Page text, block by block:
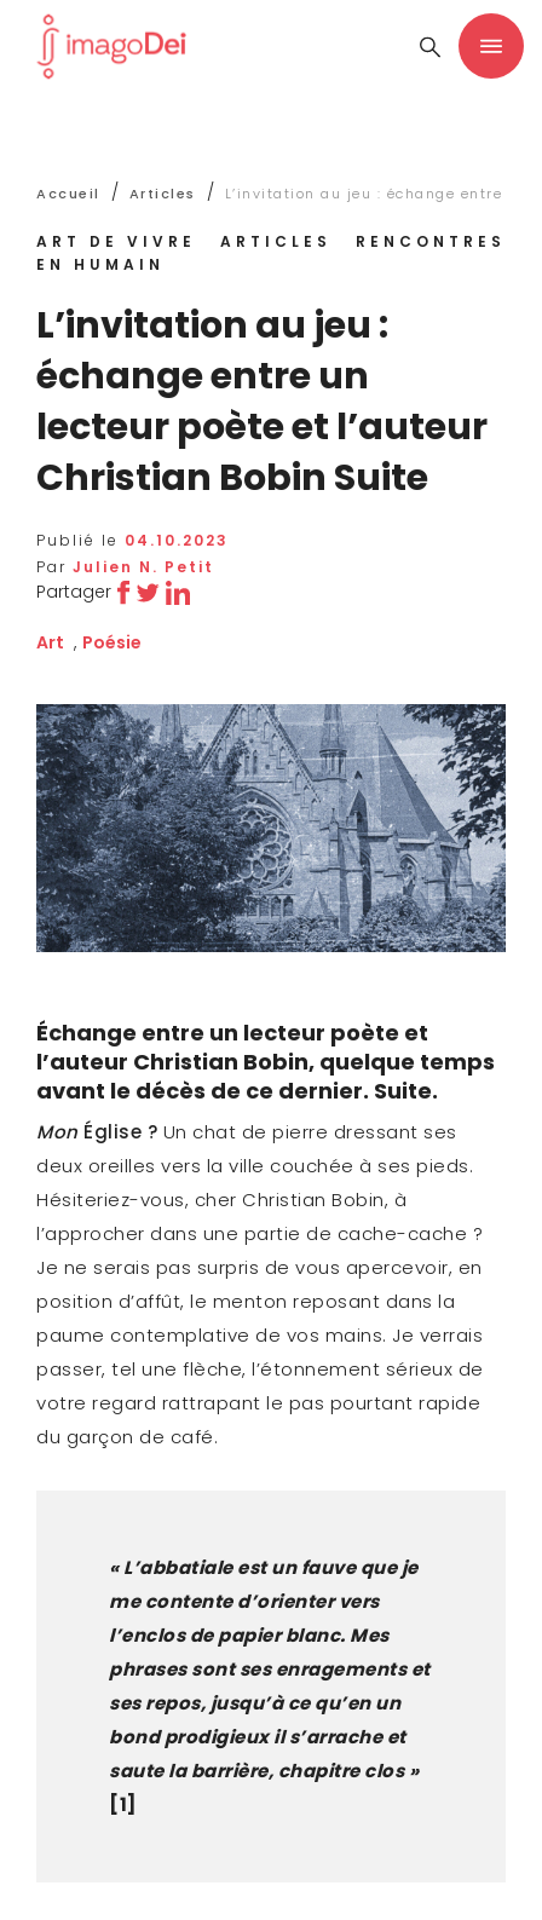
Accueil / Articles / L’invitation au jeu : échange entre un
ART DE VIVRE
EN HUMAIN
ARTICLES RENCONTRES
L’invitation au jeu :
échange entre un
lecteur poète et l’auteur
Christian Bobin Suite
Publié le 04.10.2023
Par Julien N. Petit
Partager
Art , Poésie
Échange entre un lecteur poète et
l’auteur Christian Bobin, quelque temps
avant le décès de ce dernier. Suite.
Mon Église ? Un chat de pierre dressant ses
deux oreilles vers la ville couchée à ses pieds.
Hésiteriez-vous, cher Christian Bobin, à
l’approcher dans une partie de cache-cache ?
Je ne serais pas surpris de vous apercevoir, en
position d’affût, le menton reposant dans la
paume contemplative de vos mains. Je verrais
passer, tel une flèche, l’étonnement sérieux de
votre regard rattrapant le pas pourtant rapide
du garçon de café.
« L’abbatiale est un fauve que je
me contente d’orienter vers
l’enclos de papier blanc. Mes
phrases sont ses enragements et
ses repos, jusqu’à ce qu’en un
bond prodigieux il s’arrache et
saute la barrière, chapitre clos »
[1]